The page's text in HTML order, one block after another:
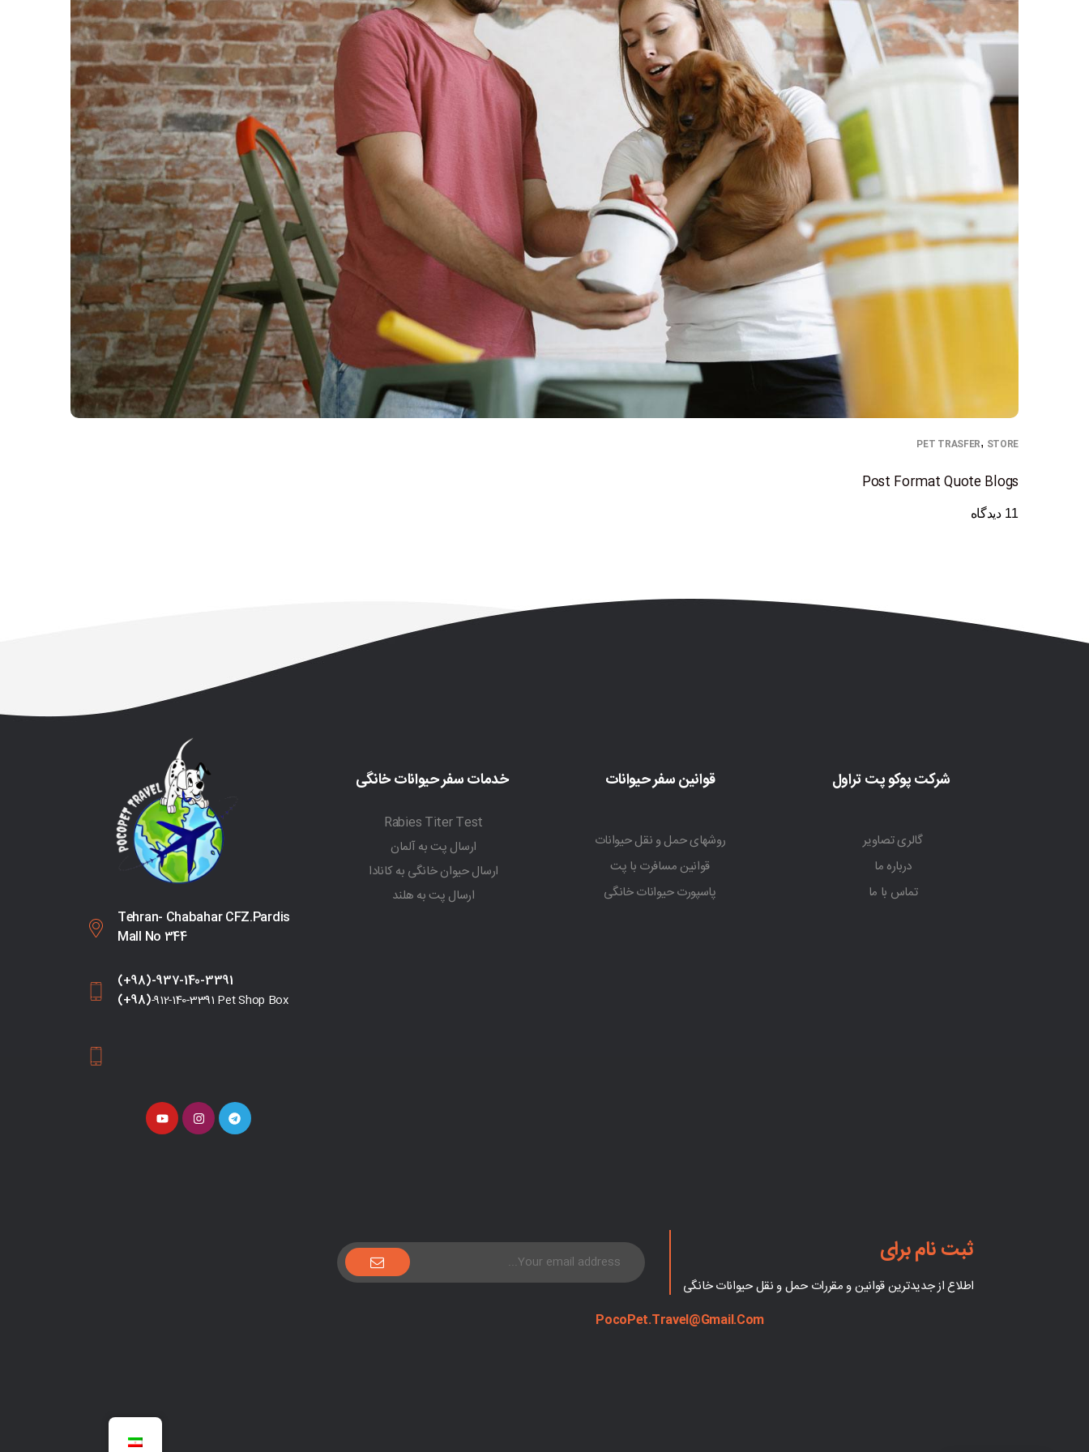
PET TRASFER, STORE
Post Format Quote Blogs
11 دیدگاه
شرکت پوکو پت تراول
گالری تصاویر
درباره ما
تماس با ما
قوانین سفر حیوانات
روشهای حمل و نقل حیوانات
قوانین مسافرت با پت
پاسپورت حیوانات خانگی
خدمات سفر حیوانات خانگی
Rabies Titer Test
ارسال پت به آلمان
ارسال حیوان خانگی به کانادا
ارسال پت به هلند
Tehran- Chabahar CFZ.Pardis
Mall No 344
(+98)-937-140-3391
(+98)-912-140-3391 Pet Shop Box
ثبت نام برای
اطلاع از جدیدترین قوانین و مقررات حمل و نقل حیوانات خانگی
PocoPet.Travel@Gmail.com